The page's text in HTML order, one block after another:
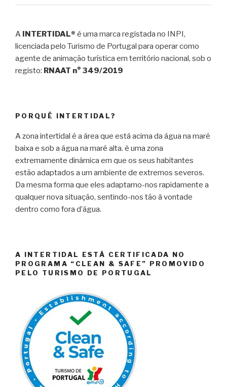
A INTERTIDAL® é uma marca registada no INPI,
licenciada pelo Turismo de Portugal para operar como
agente de animação turística em território nacional, sob o
registo: RNAAT n° 349/2019
PORQUÊ INTERTIDAL?
A zona intertidal é a área que está acima da água na maré
baixa e sob a água na maré alta. è uma zona
extremamente dinâmica em que os seus habitantes
estão adaptados a um ambiente de extremos severos.
Da mesma forma que eles adaptamo-nos rapidamente a
qualquer nova situação, sentindo-nos tão à vontade
dentro como fora d’água.
A INTERTIDAL ESTÁ CERTIFICADA NO
PROGRAMA “CLEAN & SAFE” PROMOVIDO
PELO TURISMO DE PORTUGAL